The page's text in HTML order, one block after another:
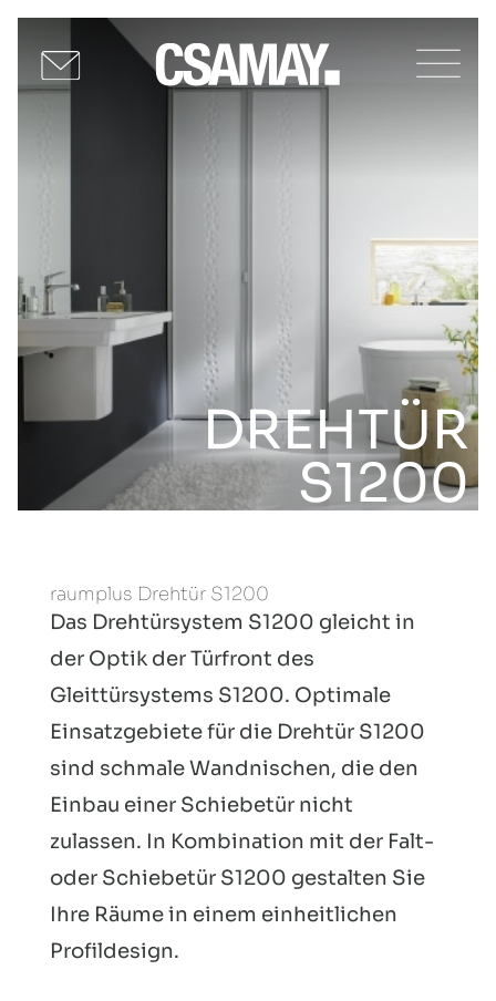
DREHTÜR
S1200
raumplus Drehtür S1200
Das Drehtürsystem S1200 gleicht in
der Optik der Türfront des
Gleittürsystems S1200. Optimale
Einsatzgebiete für die Drehtür S1200
sind schmale Wandnischen, die den
Einbau einer Schiebetür nicht
zulassen. In Kombination mit der Falt-
oder Schiebetür S1200 gestalten Sie
Ihre Räume in einem einheitlichen
Profildesign.